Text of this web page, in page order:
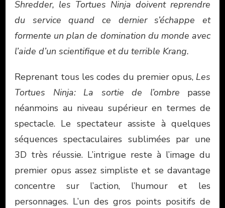
Shredder, les Tortues Ninja doivent reprendre
du service quand ce dernier s’échappe et
formente un plan de domination du monde avec
l’aide d’un scientifique et du terrible Krang.
Reprenant tous les codes du premier opus, Les
Tortues Ninja: La sortie de l’ombre passe
néanmoins au niveau supérieur en termes de
spectacle. Le spectateur assiste à quelques
séquences spectaculaires sublimées par une
3D très réussie. L’intrigue reste à l’image du
premier opus assez simpliste et se davantage
concentre sur l’action, l’humour et les
personnages. L’un des gros points positifs de